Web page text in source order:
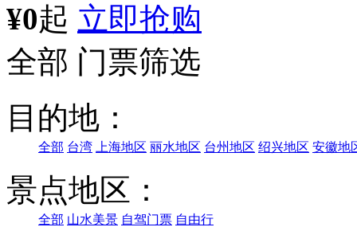
¥0起 立即抢购
全部 门票筛选
目的地：
全部 台湾 上海地区 丽水地区 台州地区 绍兴地区 安徽地
景点地区：
全部 山水美景 自驾门票 自由行